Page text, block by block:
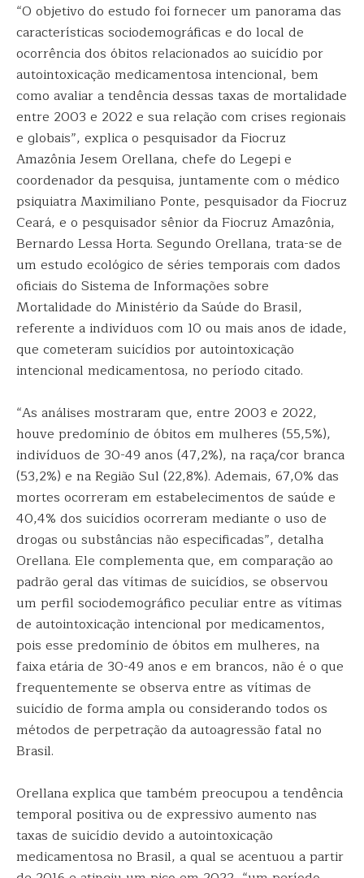
“O objetivo do estudo foi fornecer um panorama das
características sociodemográficas e do local de
ocorrência dos óbitos relacionados ao suicídio por
autointoxicação medicamentosa intencional, bem
como avaliar a tendência dessas taxas de mortalidade
entre 2003 e 2022 e sua relação com crises regionais
e globais”, explica o pesquisador da Fiocruz
Amazônia Jesem Orellana, chefe do Legepi e
coordenador da pesquisa, juntamente com o médico
psiquiatra Maximiliano Ponte, pesquisador da Fiocruz
Ceará, e o pesquisador sênior da Fiocruz Amazônia,
Bernardo Lessa Horta. Segundo Orellana, trata-se de
um estudo ecológico de séries temporais com dados
oficiais do Sistema de Informações sobre
Mortalidade do Ministério da Saúde do Brasil,
referente a indivíduos com 10 ou mais anos de idade,
que cometeram suicídios por autointoxicação
intencional medicamentosa, no período citado.
“As análises mostraram que, entre 2003 e 2022,
houve predomínio de óbitos em mulheres (55,5%),
indivíduos de 30-49 anos (47,2%), na raça/cor branca
(53,2%) e na Região Sul (22,8%). Ademais, 67,0% das
mortes ocorreram em estabelecimentos de saúde e
40,4% dos suicídios ocorreram mediante o uso de
drogas ou substâncias não especificadas”, detalha
Orellana. Ele complementa que, em comparação ao
padrão geral das vítimas de suicídios, se observou
um perfil sociodemográfico peculiar entre as vítimas
de autointoxicação intencional por medicamentos,
pois esse predomínio de óbitos em mulheres, na
faixa etária de 30-49 anos e em brancos, não é o que
frequentemente se observa entre as vítimas de
suicídio de forma ampla ou considerando todos os
métodos de perpetração da autoagressão fatal no
Brasil.
Orellana explica que também preocupou a tendência
temporal positiva ou de expressivo aumento nas
taxas de suicídio devido a autointoxicação
medicamentosa no Brasil, a qual se acentuou a partir